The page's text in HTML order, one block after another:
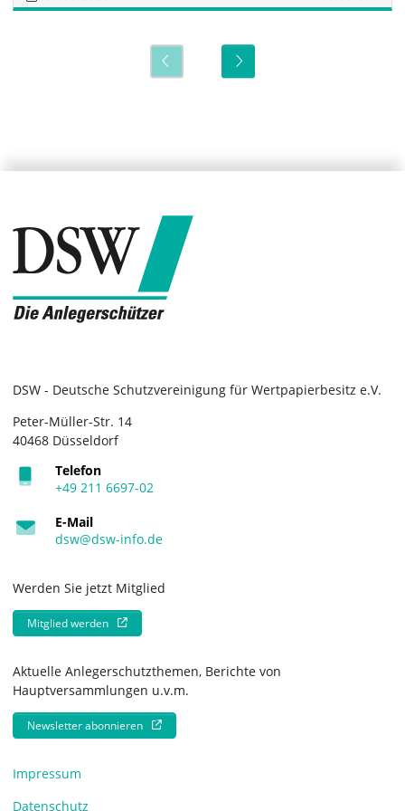
DSW - Deutsche Schutzvereinigung für Wertpapierbesitz e.V.
Peter-Müller-Str. 14
40468 Düsseldorf
Telefon
+49 211 6697-02
E-Mail
dsw@dsw-info.de
Werden Sie jetzt Mitglied
Mitglied werden
Aktuelle Anlegerschutzthemen, Berichte von
Hauptversammlungen u.v.m.
Newsletter abonnieren
Impressum
Datenschutz